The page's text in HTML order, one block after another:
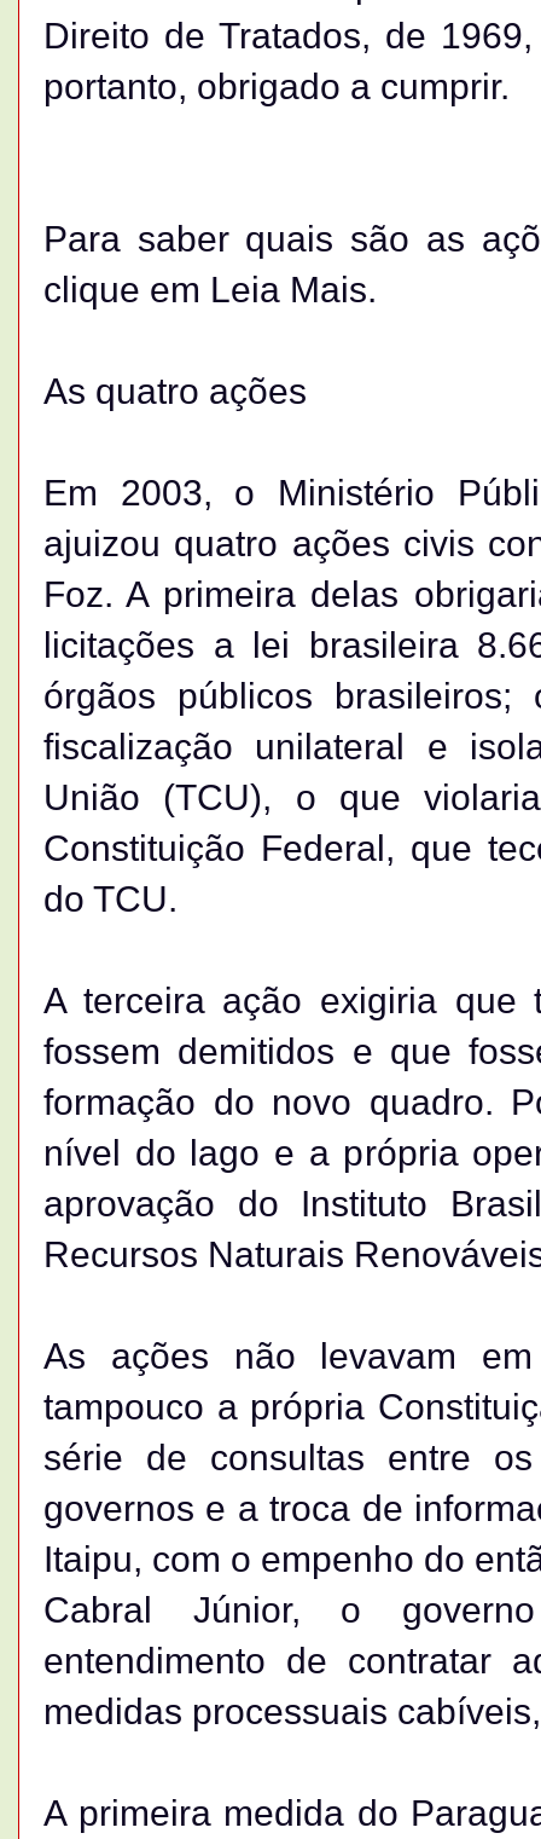
Direito de Tratados, de
portanto, obrigado a cumprir.
Para saber quais são as
clique em Leia Mais.
As quatro ações
Em 2003, o Ministério
ajuizou quatro ações civis
Foz. A primeira delas
licitações a lei brasileira
órgãos públicos
fiscalização unilateral e
União (TCU), o que
Constituição Federal, que
do TCU.
A terceira ação exigiria que
fossem demitidos e que
formação do novo quadro.
nível do lago e a própria
aprovação do Instituto
Recursos Naturais
As ações não levavam
tampouco a própria
série de consultas entre
governos e a troca de
Itaipu, com o empenho do
Cabral Júnior, o
entendimento de contratar
medidas processuais
A primeira medida do